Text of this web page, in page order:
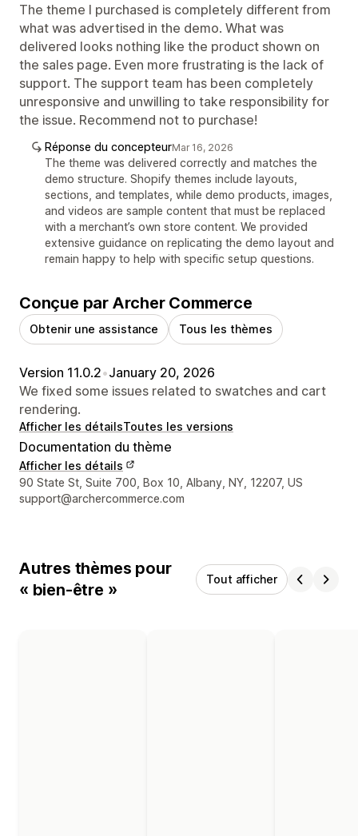
The theme I purchased is completely different from
what was advertised in the demo. What was
delivered looks nothing like the product shown on
the sales page. Even more frustrating is the lack of
support. The support team has been completely
unresponsive and unwilling to take responsibility for
the issue. Recommend not to purchase!
Réponse du concepteurMar 16, 2026
The theme was delivered correctly and matches the
demo structure. Shopify themes include layouts,
sections, and templates, while demo products, images,
and videos are sample content that must be replaced
with a merchant’s own store content. We provided
extensive guidance on replicating the demo layout and
remain happy to help with specific setup questions.
Conçue par Archer Commerce
Obtenir une assistance Tous les thèmes
Version 11.0.2•January 20, 2026
We fixed some issues related to swatches and cart
rendering.
Afficher les détailsToutes les versions
Documentation du thème
Afficher les détails
Coordonnées du concepteur
90 State St, Suite 700, Box 10, Albany, NY, 12207, US
support@archercommerce.com
Autres thèmes pour
« bien-être »
Tout afficher